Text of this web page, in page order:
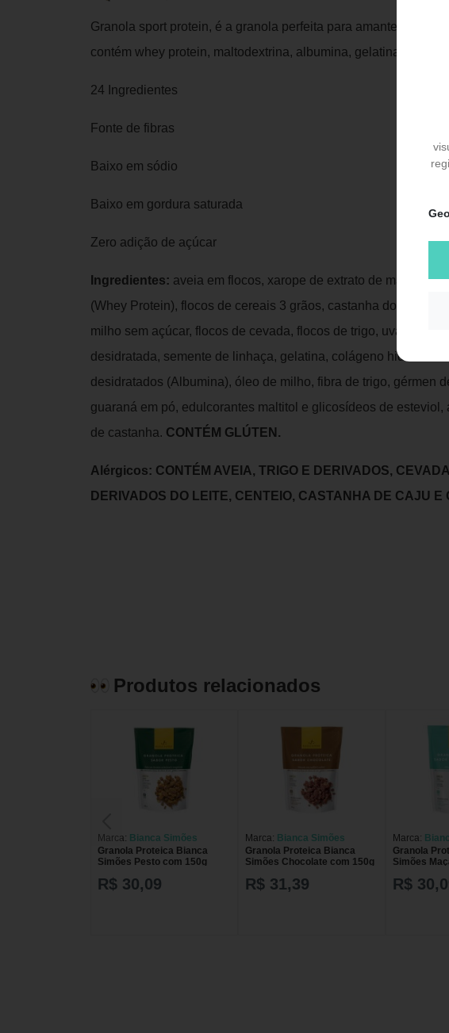
Granola sport protein, é a granola perfeita para amantes de
contém whey protein, maltodextrina, albumina, gelatina e
24 Ingredientes
Fonte de fibras
Baixo em sódio
Baixo em gordura saturada
Zero adição de açúcar
Ingredientes: aveia em flocos, xarope de extrato de malte,
(Whey Protein), flocos de cereais 3 grãos, castanha do pará,
milho sem açúcar, flocos de cevada, flocos de trigo, uva passa,
desidratada, semente de linhaça, gelatina, colágeno
desidratados (Albumina), óleo de milho, fibra de trigo, gérmen
guaraná em pó, edulcorantes maltitol e glicosídeos de esteviol,
de castanha. CONTÉM GLÚTEN.
Alérgicos: CONTÉM AVEIA, TRIGO E DERIVADOS,
DERIVADOS DO LEITE, CENTEIO, CASTANHA DE CAJU E
Produtos relacionados
Marca: Bianca Simões
Granola Proteica Bianca
Simões Pesto com 150g
R$ 30,09
Marca: Bianca Simões
Granola Proteica Bianca
Simões Chocolate com 150g
R$ 31,39
Marca:
Granola
Simões
R$